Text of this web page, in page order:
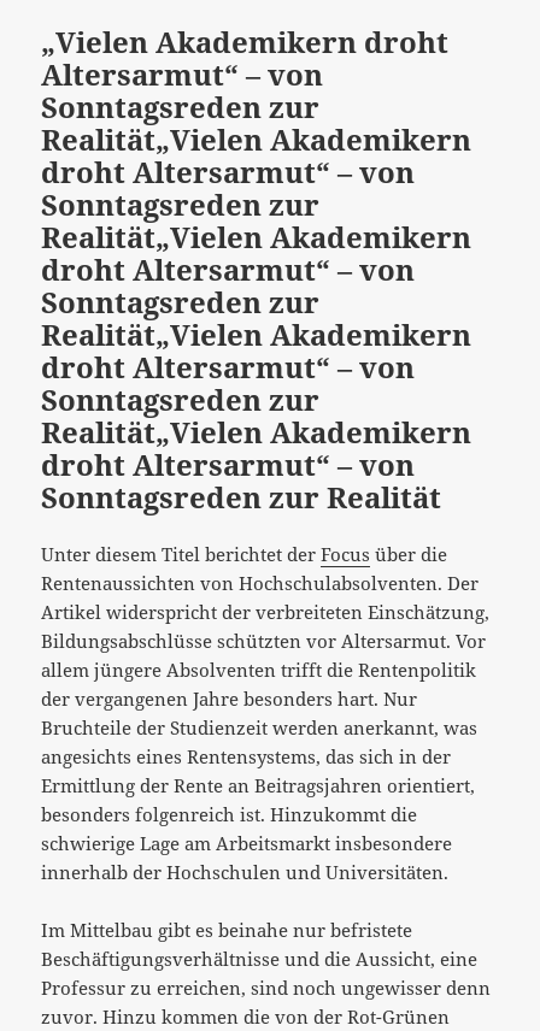
„Vielen Akademikern droht
Altersarmut“ – von
Sonntagsreden zur
Realität„Vielen Akademikern
droht Altersarmut“ – von
Sonntagsreden zur
Realität„Vielen Akademikern
droht Altersarmut“ – von
Sonntagsreden zur
Realität„Vielen Akademikern
droht Altersarmut“ – von
Sonntagsreden zur
Realität„Vielen Akademikern
droht Altersarmut“ – von
Sonntagsreden zur Realität
Unter diesem Titel berichtet derFocus über die
Rentenaussichten von Hochschulabsolventen. Der
Artikel widerspricht der verbreiteten Einschätzung,
Bildungsabschlüsse schützten vor Altersarmut. Vor
allem jüngere Absolventen trifft die Rentenpolitik
der vergangenen Jahre besonders hart. Nur
Bruchteile der Studienzeit werden anerkannt, was
angesichts eines Rentensystems, das sich in der
Ermittlung der Rente an Beitragsjahren orientiert,
besonders folgenreich ist. Hinzukommt die
schwierige Lage am Arbeitsmarkt insbesondere
innerhalb der Hochschulen und Universitäten.
Im Mittelbau gibt es beinahe nur befristete
Beschäftigungsverhältnisse und die Aussicht, eine
Professur zu erreichen, sind noch ungewisser denn
zuvor. Hinzu kommen die von der Rot-Grünen